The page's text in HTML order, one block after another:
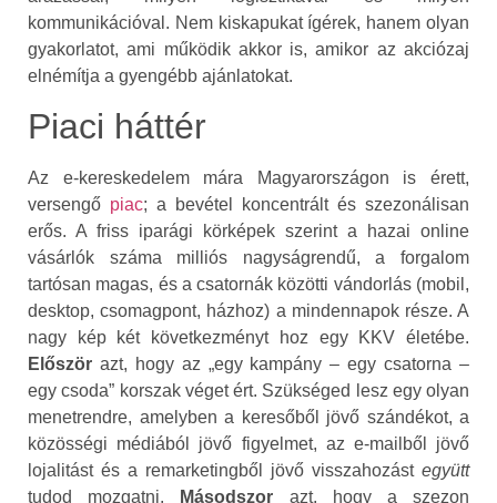
kommunikációval. Nem kiskapukat ígérek, hanem olyan
gyakorlatot, ami működik akkor is, amikor az akciózaj
elnémítja a gyengébb ajánlatokat.
Piaci háttér
Az e‑kereskedelem mára Magyarországon is érett,
versengő piac; a bevétel koncentrált és szezonálisan
erős. A friss iparági körképek szerint a hazai online
vásárlók száma milliós nagyságrendű, a forgalom
tartósan magas, és a csatornák közötti vándorlás (mobil,
desktop, csomagpont, házhoz) a mindennapok része. A
nagy kép két következményt hoz egy KKV életébe.
Először azt, hogy az „egy kampány – egy csatorna –
egy csoda” korszak véget ért. Szükséged lesz egy olyan
menetrendre, amelyben a keresőből jövő szándékot, a
közösségi médiából jövő figyelmet, az e-mailből jövő
lojalitást és a remarketingből jövő visszahozást együtt
tudod mozgatni.
Másodszor azt, hogy a szezon